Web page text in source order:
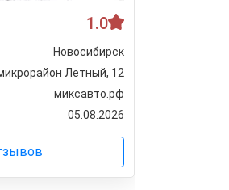
1.0
Новосибирск
Летный, 12
миксавто.рф
05.08.2026